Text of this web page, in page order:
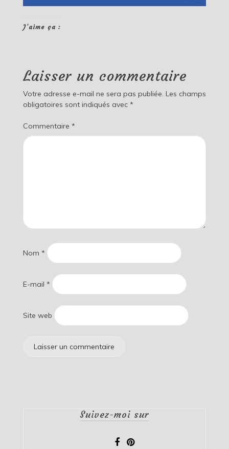
J’aime ça :
Laisser un commentaire
Votre adresse e-mail ne sera pas publiée. Les champs
obligatoires sont indiqués avec *
Commentaire *
Nom *
E-mail *
Site web
Suivez-moi sur